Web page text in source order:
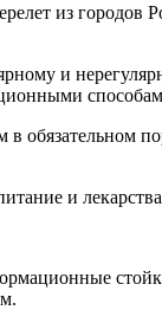
из городов
и
и